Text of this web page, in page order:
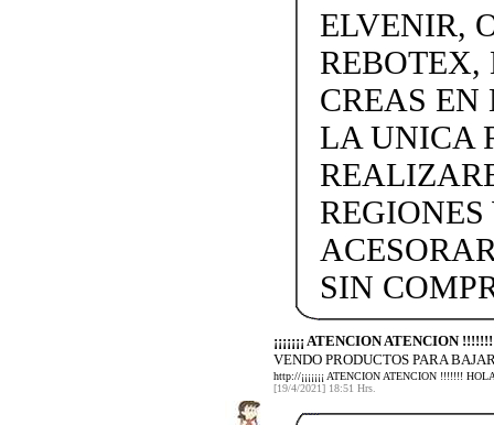
ELVENIR,
REBOTEX,
CREAS EN
LA UNICA
REGIONES
SIN
¡¡¡¡¡¡¡ ATENCION ATENCION
VENDO PRODUCTOS PARA
http://¡¡¡¡¡¡¡ ATENCION ATENCION !!!!!!!
[19/4/2021] 18:51 Hrs.